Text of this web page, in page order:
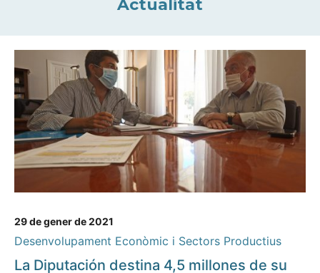
Actualitat
29 de gener de 2021
Desenvolupament Econòmic i Sectors Productius
La Diputación destina 4,5 millones de su